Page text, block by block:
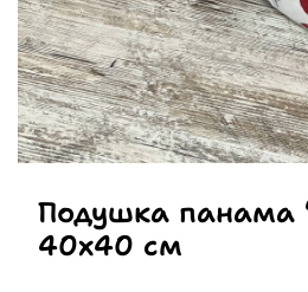
Подушка панама
40х40 см